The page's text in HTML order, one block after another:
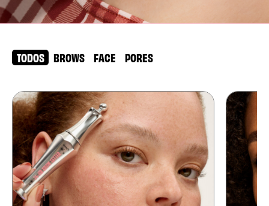
TODOS BROWS FACE PORES